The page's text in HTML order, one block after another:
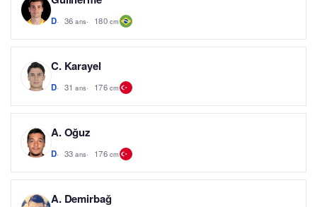
D 36 ans 180 cm
C. Karayel
D 31 ans 176 cm
A. Oğuz
D 33 ans 176 cm
A. Demirbağ